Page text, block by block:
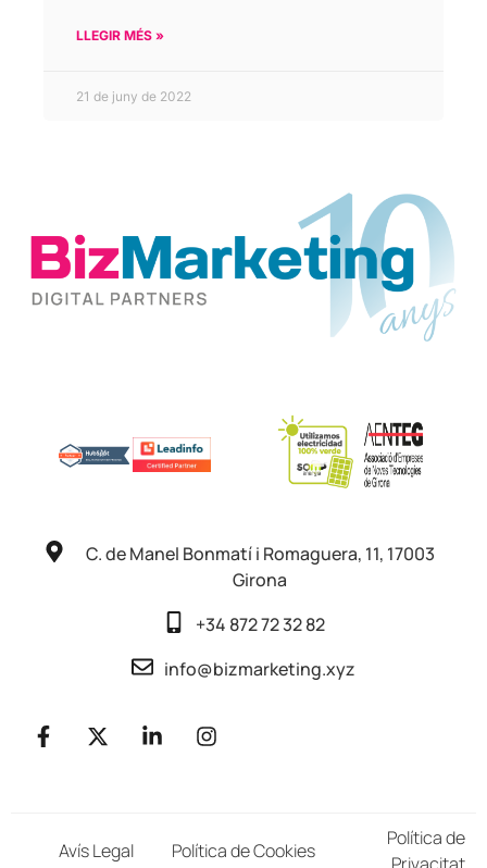
LLEGIR MÉS »
21 de juny de 2022
C. de Manel Bonmatí i Romaguera, 11, 17003
Girona
+34 872 72 32 82
info@bizmarketing.xyz
Avís Legal Política de Cookies
Política de